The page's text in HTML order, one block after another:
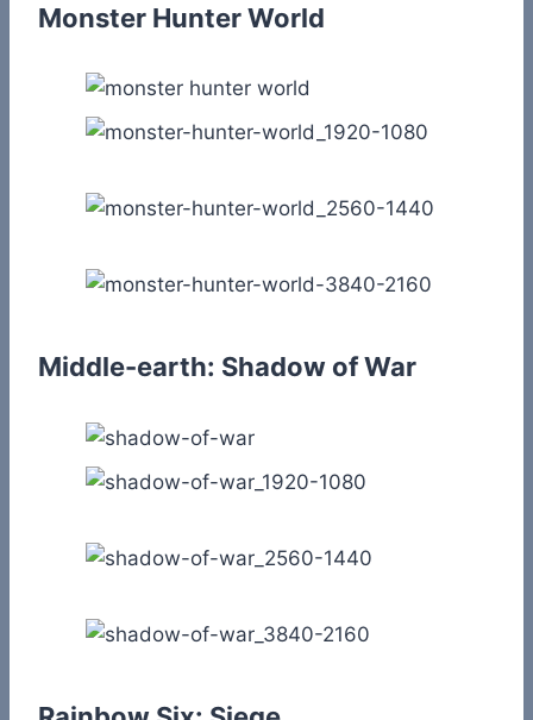
Monster Hunter World
Middle-earth: Shadow of War